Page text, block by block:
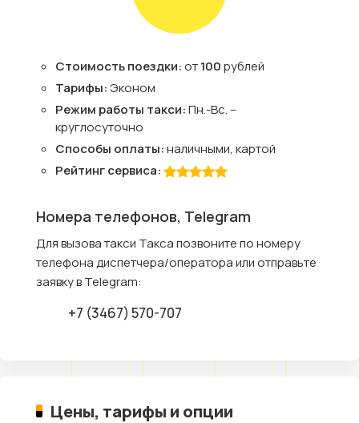
Стоимость поездки:от100рублей
Тарифы:Эконом
Режим работы такси:Пн.-Вс. –
круглосуточно
Способы оплаты:наличными, картой
Рейтинг сервиса:
Номера телефонов, Telegram
Для вызова такси Такса позвоните по номеру
телефона диспетчера/оператора или отправьте
заявку в Telegram:
+7 (3467) 570-707
Цены, тарифы и опции